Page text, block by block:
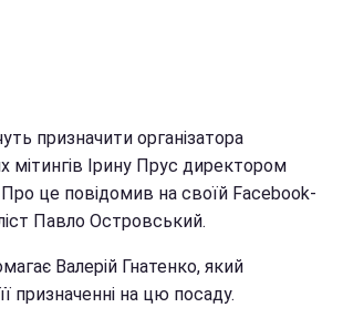
призначити організатора
мітингів Ірину Прус директором
це повідомив на своїй Facebook-
Павло Островський.
Валерій Гнатенко, який
призначенні на цю посаду.